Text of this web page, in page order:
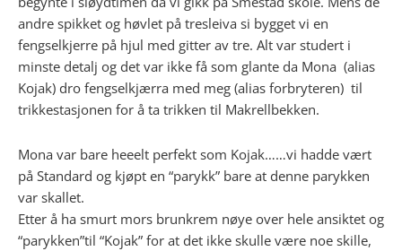
andre spikket og høvlet på tresleiva si bygget vi en
fengselkjerre på hjul med gitter av tre. Alt var studert i
minste detalj og det var ikke få som glante da Mona (alias
Kojak) dro fengselkjærra med meg (alias forbryteren) til
trikkestasjonen for å ta trikken til Makrellbekken.
Mona var bare heeelt perfekt som Kojak……vi hadde vært
på Standard og kjøpt en “parykk” bare at denne parykken
var skallet.
Etter å ha smurt mors brunkrem nøye over hele ansiktet og
“parykken”til “Kojak” for at det ikke skulle være noe skille,